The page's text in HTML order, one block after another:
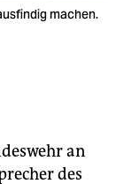
machen.
an
des